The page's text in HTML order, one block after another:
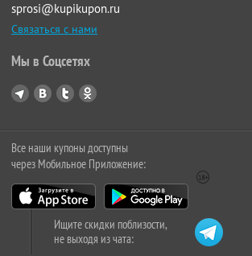
sprosi@kupikupon.ru
Связаться с нами
Мы в Соцсетях
Все наши купоны доступны
через Мобильное Приложение:
Ищите скидки поблизости,
не выходя из чата: